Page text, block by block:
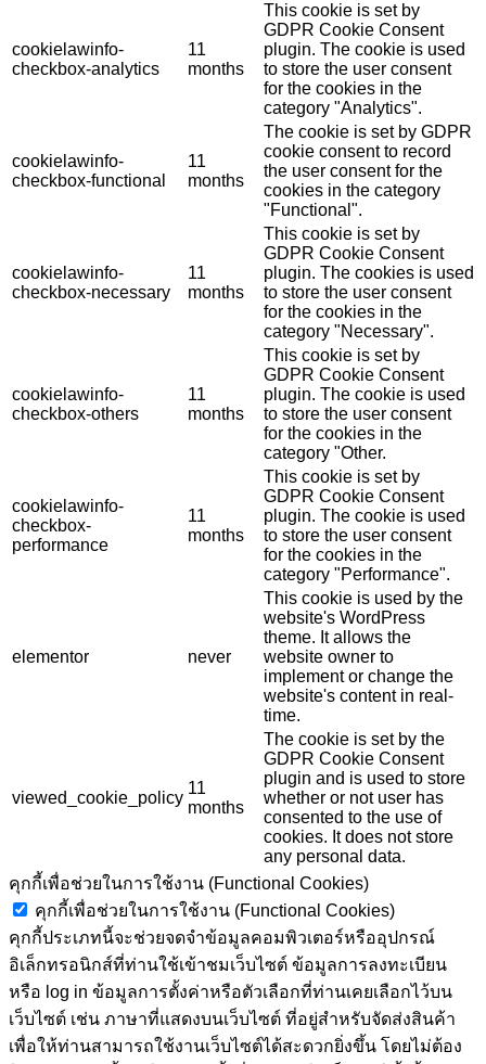
cookielawinfo-
checkbox-analytics
11
months
This cookie is set by
GDPR Cookie Consent
plugin. The cookie is used
to store the user consent
for the cookies in the
category "Analytics".
cookielawinfo-
checkbox-functional
11
months
The cookie is set by GDPR
cookie consent to record
the user consent for the
cookies in the category
"Functional".
cookielawinfo-
checkbox-necessary
11
months
This cookie is set by
GDPR Cookie Consent
plugin. The cookies is used
to store the user consent
for the cookies in the
category "Necessary".
cookielawinfo-
checkbox-others
11
months
This cookie is set by
GDPR Cookie Consent
plugin. The cookie is used
to store the user consent
for the cookies in the
category "Other.
cookielawinfo-
checkbox-
performance
11
months
This cookie is set by
GDPR Cookie Consent
plugin. The cookie is used
to store the user consent
for the cookies in the
category "Performance".
elementor never
This cookie is used by the
website's WordPress
theme. It allows the
website owner to
implement or change the
website's content in real-
time.
viewed_cookie_policy
11
months
The cookie is set by the
GDPR Cookie Consent
plugin and is used to store
whether or not user has
consented to the use of
cookies. It does not store
any personal data.
คุกกี้เพื่อช่วยในการใช้งาน (Functional Cookies)
คุกกี้เพื่อช่วยในการใช้งาน (Functional Cookies)
คุกกี้ประเภทนี้จะช่วยจดจำข้อมูลคอมพิวเตอร์หรืออุปกรณ์
อิเล็กทรอนิกส์ที่ท่านใช้เข้าชมเว็บไซต์ ข้อมูลการลงทะเบียน
หรือ log in ข้อมูลการตั้งค่าหรือตัวเลือกที่ท่านเคยเลือกไว้บน
เว็บไซต์ เช่น ภาษาที่แสดงบนเว็บไซต์ ที่อยู่สำหรับจัดส่งสินค้า
เพื่อให้ท่านสามารถใช้งานเว็บไซต์ได้สะดวกยิ่งขึ้น โดยไม่ต้อง